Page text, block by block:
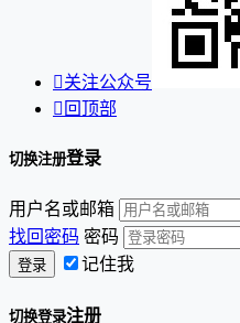
关注公众号
 回顶部
切换注册登录
用户名或邮箱
找回密码 密码
记住我
切换登录注册